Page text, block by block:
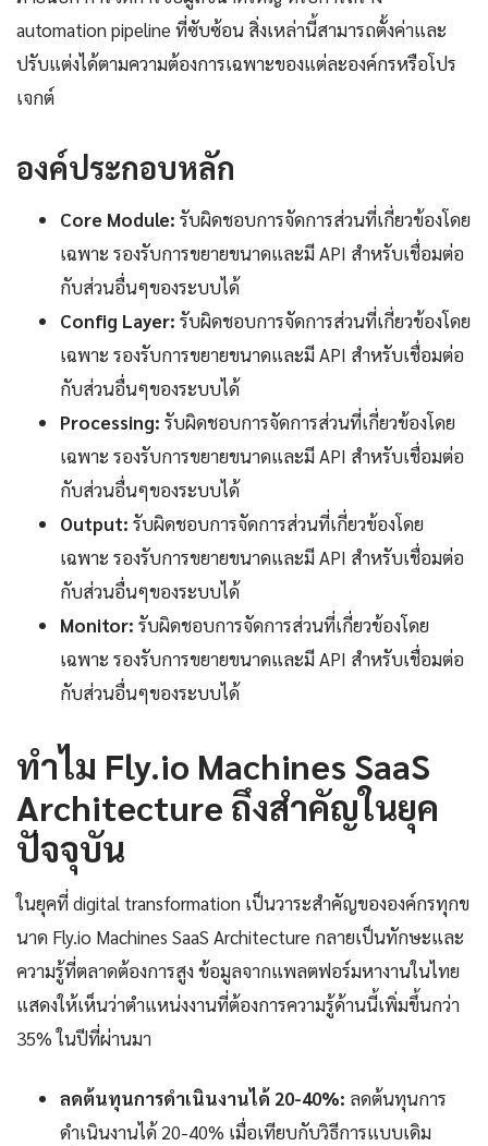
automation pipeline ที่ซับซ้อน สิ่งเหล่านี้สามารถตั้งค่าและ
ปรับแต่งได้ตามความต้องการเฉพาะของแต่ละองค์กรหรือโปร
เจกต์
องค์ประกอบหลัก
Core Module: รับผิดชอบการจัดการส่วนที่เกี่ยวข้องโดย
เฉพาะ รองรับการขยายขนาดและมี API สำหรับเชื่อมต่อ
กับส่วนอื่นๆของระบบได้
Config Layer: รับผิดชอบการจัดการส่วนที่เกี่ยวข้องโดย
เฉพาะ รองรับการขยายขนาดและมี API สำหรับเชื่อมต่อ
กับส่วนอื่นๆของระบบได้
Processing: รับผิดชอบการจัดการส่วนที่เกี่ยวข้องโดย
เฉพาะ รองรับการขยายขนาดและมี API สำหรับเชื่อมต่อ
กับส่วนอื่นๆของระบบได้
Output: รับผิดชอบการจัดการส่วนที่เกี่ยวข้องโดย
เฉพาะ รองรับการขยายขนาดและมี API สำหรับเชื่อมต่อ
กับส่วนอื่นๆของระบบได้
Monitor: รับผิดชอบการจัดการส่วนที่เกี่ยวข้องโดย
เฉพาะ รองรับการขยายขนาดและมี API สำหรับเชื่อมต่อ
กับส่วนอื่นๆของระบบได้
ทำไม Fly.io Machines SaaS
Architecture ถึงสำคัญในยุค
ปัจจุบัน
ในยุคที่ digital transformation เป็นวาระสำคัญขององค์กรทุกข
นาด Fly.io Machines SaaS Architecture กลายเป็นทักษะและ
ความรู้ที่ตลาดต้องการสูง ข้อมูลจากแพลตฟอร์มหางานในไทย
แสดงให้เห็นว่าตำแหน่งงานที่ต้องการความรู้ด้านนี้เพิ่มขึ้นกว่า
35% ในปีที่ผ่านมา
ลดต้นทุนการดำเนินงานได้ 20-40%: ลดต้นทุนการ
ดำเนินงานได้ 20-40% เมื่อเทียบกับวิธีการแบบเดิม